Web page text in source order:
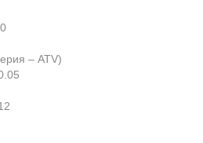
– ATV)